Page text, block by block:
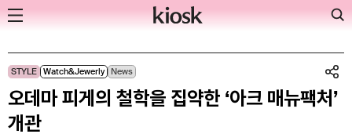
Skip
to
content
STYLE Watch&Jewerly News
오데마 피게의 철학을 집약한 ‘아크 매뉴팩처’
개관